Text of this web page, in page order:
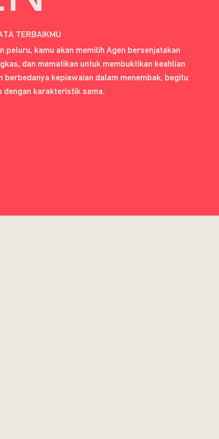
TERBAIKMU
peluru, kamu akan memilih Agen bersenjatakan
dan mematikan untuk membuktikan keahlian
berbedanya kepiawaian dalam menembak, begitu
dengan karakteristik sama.